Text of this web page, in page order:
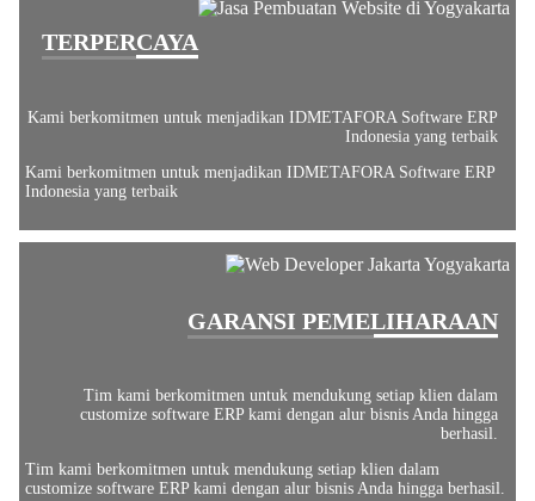
TERPERCAYA
Kami berkomitmen untuk menjadikan IDMETAFORA Software ERP
Indonesia yang terbaik
Kami berkomitmen untuk menjadikan IDMETAFORA Software ERP
Indonesia yang terbaik
GARANSI PEMELIHARAAN
Tim kami berkomitmen untuk mendukung setiap klien dalam
customize software ERP kami dengan alur bisnis Anda hingga
berhasil.
Tim kami berkomitmen untuk mendukung setiap klien dalam
customize software ERP kami dengan alur bisnis Anda hingga berhasil.